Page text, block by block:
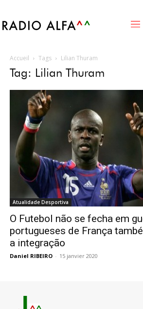
Accueil Tags Lilian Thuram
Tag: Lilian Thuram
Atualidade Desportiva
O Futebol não se fecha em
portugueses de França
a integração
Daniel RIBEIRO - 15 janvier 2020